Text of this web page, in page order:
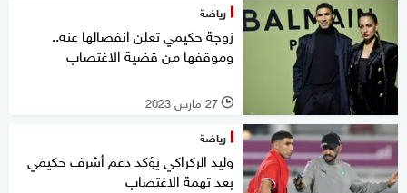
رياضة
زوجة حكيمي تعلن انفصالها عنه..
وموقفها من قضية الاغتصاب
l 27 مارس 2023
رياضة
وليد الركراكي يؤكد دعم أشرف حكيمي
بعد تهمة الاغتصاب